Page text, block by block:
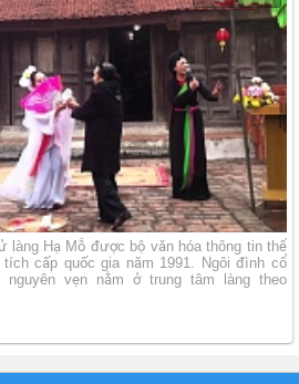
làng Hạ Mỗ được bộ văn hóa thông tin thể
cấp quốc gia năm 1991. Ngôi đình cổ
vẹn nằm ở trung tâm làng theo